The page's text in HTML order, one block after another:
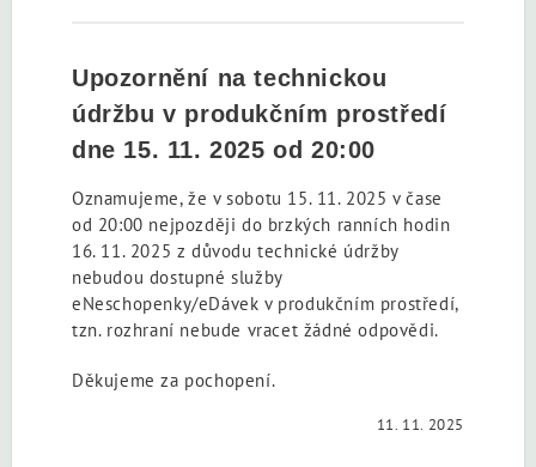
Upozornění na technickou
údržbu v produkčním prostředí
dne 15. 11. 2025 od 20:00
Oznamujeme, že v sobotu 15. 11. 2025 v čase
od 20:00 nejpozději do brzkých ranních hodin
16. 11. 2025 z důvodu technické údržby
nebudou dostupné služby
eNeschopenky/eDávek v produkčním prostředí,
tzn. rozhraní nebude vracet žádné odpovědi.
Děkujeme za pochopení.
11. 11. 2025